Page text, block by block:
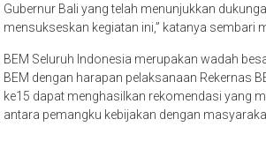
Gubernur Bali yang telah menunjukkan
mensukseskan kegiatan ini,” katanya sembari
BEM Seluruh Indonesia merupakan wadah
BEM dengan harapan pelaksanaan Rekernas
ke15 dapat menghasilkan rekomendasi yang
antara pemangku kebijakan dengan